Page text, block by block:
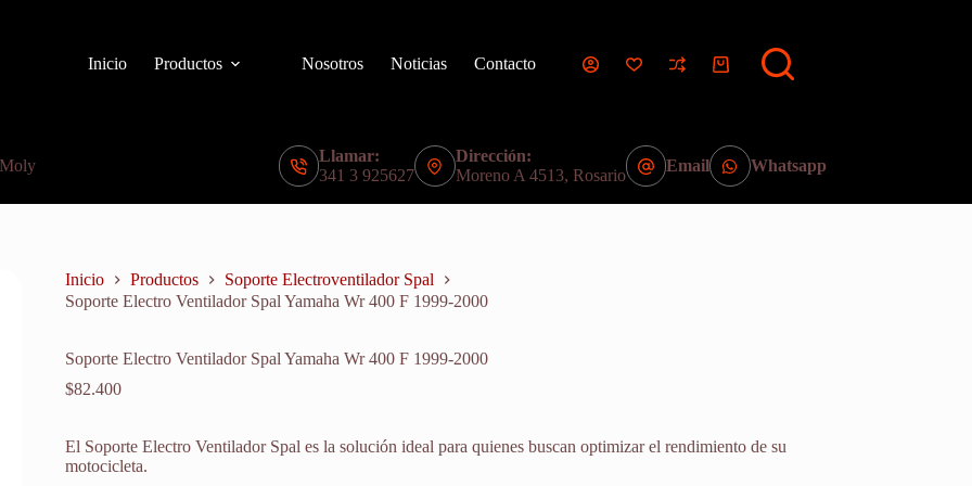
Inicio
Productos Nosotros Noticias Contacto
Carro
Llamar:
341 3 925627
Dirección:
Moreno A 4513, Rosario
Email Whatsapp
Inicio Productos
Soporte Electroventilador Spal
Soporte Electro Ventilador Spal Yamaha Wr 400 F 1999-2000
Soporte Electro Ventilador Spal Yamaha Wr 400 F 1999-2000
$82.400
El Soporte Electro Ventilador Spal es la solución ideal para quienes buscan optimizar el rendimiento de su
motocicleta.